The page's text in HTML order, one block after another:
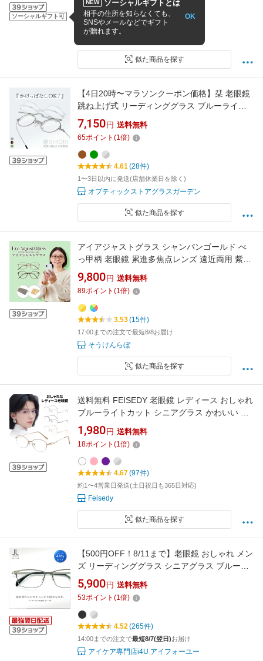
ソーシャルギフト可
日 度数を気にせず贈れます
4.53(36件)
1〜2日以内に発送予定(店舗休業日を除く)
似た商品を探す
【4日20時〜マラソンクーポン価格】栞 老眼鏡
跳ね上げ式 リーディンググラス ブルーライト
カット 薄型 非球面レンズ 折りたたみ式 コンパ
クト 薄い 軽い レディース メンズ おしゃれ シ
ニアグラス 旅行 携帯 ラウンド 丸メガネ 鯖江メ
ーカーデザイン SHIORI SI-13
7,150 円 送料無料
65ポイント (1倍)
4.61(28件)
1〜3日以内に発送(店舗休業日を除く)
オプティックストアグラスガーデン
似た商品を探す
アイアジャストグラス シャンパンゴールド べ
っ甲柄 老眼鏡 累進多焦点レンズ 遠近両用 紫外
線 UVカット ブルーライト メンズ レディース
シニアグラス
9,800 円 送料無料
89ポイント (1倍)
3.53(15件)
17:00までの注文で最短8/8お届け
そうけんらぼ
似た商品を探す
送料無料 FEISEDY 老眼鏡 レディース おしゃれ
ブルーライトカット シニアグラス かわいい リ
ーディンググラス 細いフレーム 軽量メタル
B1346
1,980 円 送料無料
18ポイント (1倍)
4.67(97件)
約1〜4営業日発送(土日祝日も365日対応)
Feisedy
似た商品を探す
【500円OFF！8/11まで】老眼鏡 おしゃれ メン
ズ リーディンググラス シニアグラス ブルーラ
イトカット 男性用 PC用 ケース付き かっこい
い 軽い LC-R701
5,900 円 送料無料
53ポイント (1倍)
4.52(265件)
14:00までの注文で最短8/7(翌日)お届け
アイケア専門店i4U アイフォーユー
NEW ソーシャルギフトとは
相手の住所を知らなくても、
SNSやメールなどでギフト
が贈れます。
OK